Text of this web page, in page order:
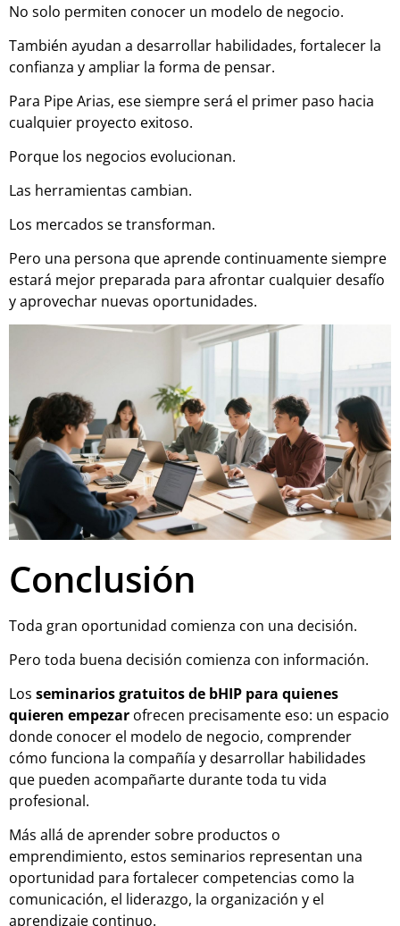
No solo permiten conocer un modelo de negocio.
También ayudan a desarrollar habilidades, fortalecer la
confianza y ampliar la forma de pensar.
Para Pipe Arias, ese siempre será el primer paso hacia
cualquier proyecto exitoso.
Porque los negocios evolucionan.
Las herramientas cambian.
Los mercados se transforman.
Pero una persona que aprende continuamente siempre
estará mejor preparada para afrontar cualquier desafío
y aprovechar nuevas oportunidades.
Conclusión
Toda gran oportunidad comienza con una decisión.
Pero toda buena decisión comienza con información.
Los seminarios gratuitos de bHIP para quienes
quieren empezar ofrecen precisamente eso: un espacio
donde conocer el modelo de negocio, comprender
cómo funciona la compañía y desarrollar habilidades
que pueden acompañarte durante toda tu vida
profesional.
Más allá de aprender sobre productos o
emprendimiento, estos seminarios representan una
oportunidad para fortalecer competencias como la
comunicación, el liderazgo, la organización y el
aprendizaje continuo.